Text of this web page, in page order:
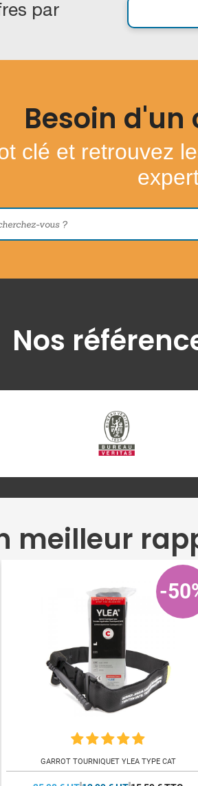
par
Besoin d'un
clé et retrouvez
Nos
meilleur
GARROT TOURNIQUET YLEA TYPE CAT
-